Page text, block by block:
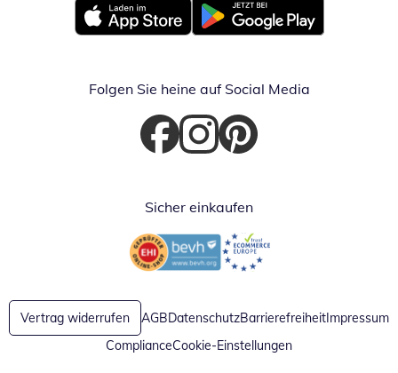
Öffnet in neuem FensterÖffnet in neuem Fenster
Folgen Sie heine auf Social Media
Öffnet in neuem Fenster
Öffnet in neuem Fenster
Öffnet in neuem Fenster
Sicher einkaufen
Öffnet in neuem FensterÖffnet in neuem Fenster
Vertrag widerrufen AGBDatenschutzBarrierefreiheit Impressum
ComplianceCookie-Einstellungen